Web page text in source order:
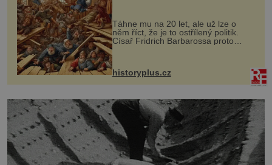
Táhne mu na 20 let, ale už lze o
něm říct, že je to ostřílený politik.
Císař Fridrich Barbarossa proto
posílá svého syna a dědice Jindřicha
VI. do Erfurtu, aby se stal
prostředníkem při řešení sporu m...
historyplus.cz